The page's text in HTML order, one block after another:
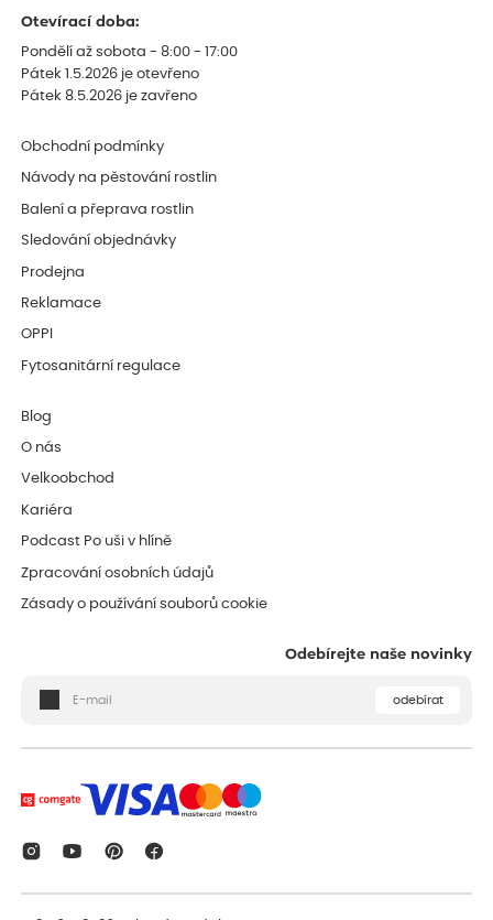
Otevírací doba:
Pondělí až sobota - 8:00 - 17:00
Pátek 1.5.2026 je otevřeno
Pátek 8.5.2026 je zavřeno
Obchodní podmínky
Návody na pěstování rostlin
Balení a přeprava rostlin
Sledování objednávky
Prodejna
Reklamace
OPPI
Fytosanitární regulace
Blog
O nás
Velkoobchod
Kariéra
Podcast Po uši v hlíně
Zpracování osobních údajů
Zásady o používání souborů cookie
Odebírejte naše novinky
odebírat